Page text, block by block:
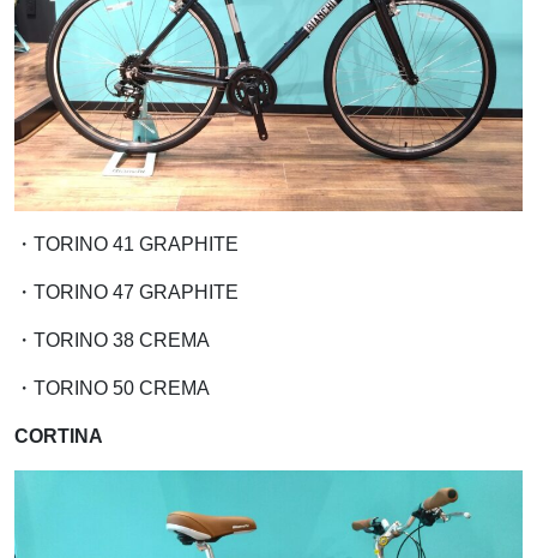
・TORINO 41 GRAPHITE
・TORINO 47 GRAPHITE
・TORINO 38 CREMA
・TORINO 50 CREMA
CORTINA